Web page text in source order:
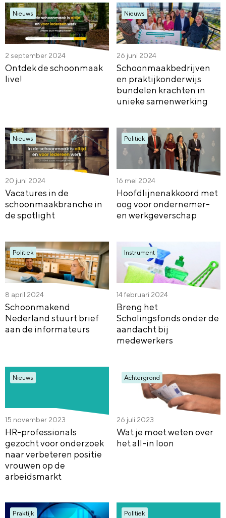
Nieuws
2 september 2024
Ontdek de schoonmaak
live!
Nieuws
26 juni 2024
Schoonmaakbedrijven
en praktijkonderwijs
bundelen krachten in
unieke samenwerking
Nieuws
20 juni 2024
Vacatures in de
schoonmaakbranche in
de spotlight
Politiek
16 mei 2024
Hoofdlijnenakkoord met
oog voor ondernemer-
en werkgeverschap
Politiek
8 april 2024
Schoonmakend
Nederland stuurt brief
aan de informateurs
Instrument
14 februari 2024
Breng het
Scholingsfonds onder de
aandacht bij
medewerkers
Nieuws
15 november 2023
HR-professionals
gezocht voor onderzoek
naar verbeteren positie
vrouwen op de
arbeidsmarkt
Achtergrond
26 juli 2023
Wat je moet weten over
het all-in loon
Praktijk Politiek